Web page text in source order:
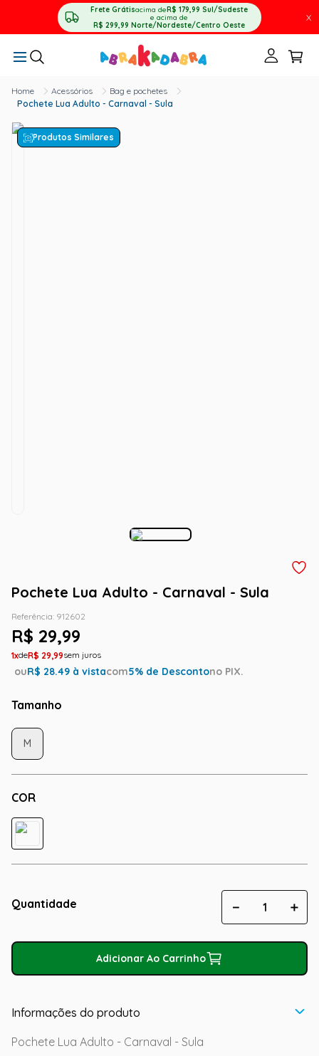
Frete Grátisacima deR$ 179,99 Sul/Sudeste
e acima de
R$ 299,99 Norte/Nordeste/Centro Oeste
X
Acessórios
Bag e pochetes
Pochete Lua Adulto - Carnaval - Sula
Produtos Similares
Pochete Lua Adulto - Carnaval - Sula
Referência: 912602
R$ 29,99
1 R$ 29,99
ouR$ 28.49 à vistacom5% de Descontono PIX.
Tamanho
COR
M
Quantidade ＋
－
Adicionar Ao Carrinho
Informações do produto
Pochete Lua Adulto - Carnaval - Sula